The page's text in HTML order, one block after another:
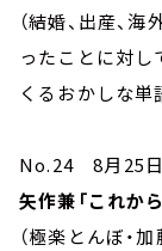
（結婚、出産、
ったことに対し
くるおかしな単
No.24 8月25日
矢作兼「これか
（極楽とんぼ・